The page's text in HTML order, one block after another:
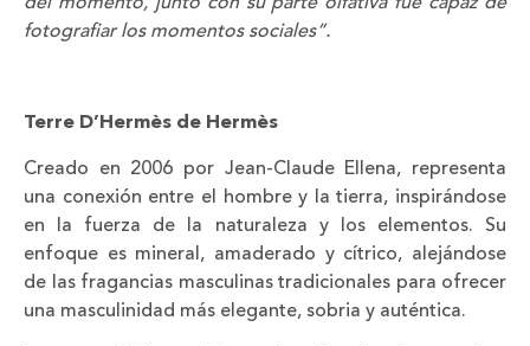
del momento, junto con su parte olfativa fue capaz de
fotografiar los momentos sociales”.
Terre D’Hermès de Hermès
Creado en 2006 por Jean-Claude Ellena, representa
una conexión entre el hombre y la tierra, inspirándose
en la fuerza de la naturaleza y los elementos. Su
enfoque es mineral, amaderado y cítrico, alejándose
de las fragancias masculinas tradicionales para ofrecer
una masculinidad más elegante, sobria y auténtica.